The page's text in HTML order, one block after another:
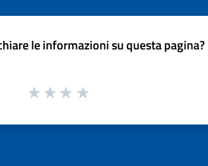
le informazioni su questa pagina?